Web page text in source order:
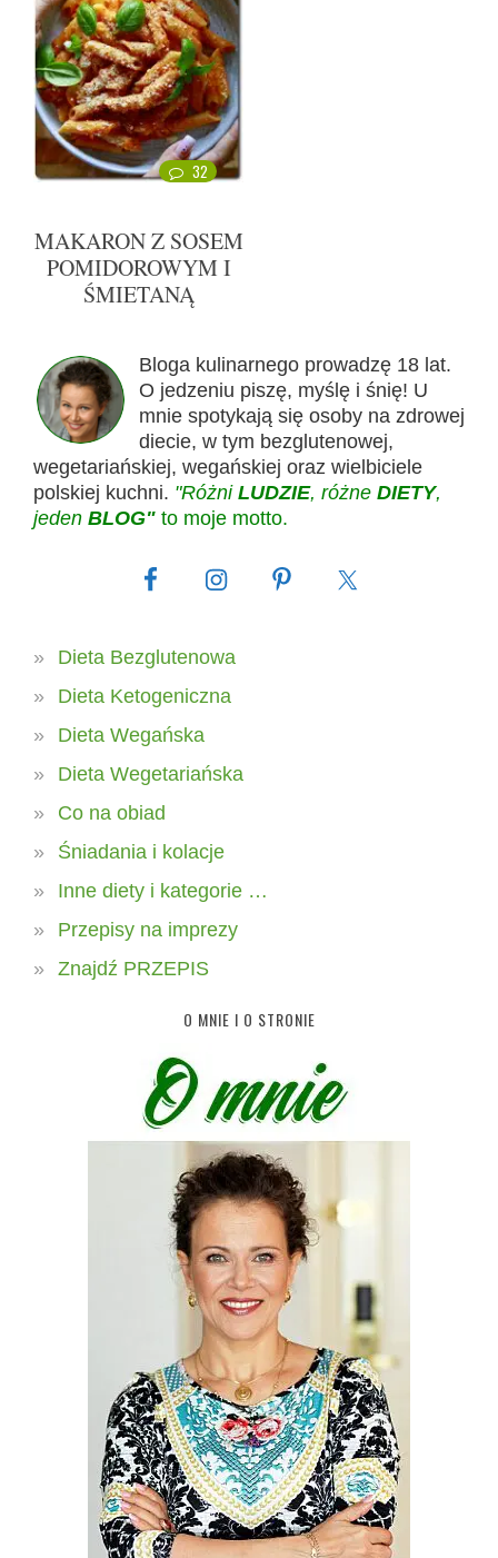
32
MAKARON Z SOSEM
POMIDOROWYM I
ŚMIETANĄ
Bloga kulinarnego prowadzę 18 lat.
O jedzeniu piszę, myślę i śnię! U
mnie spotykają się osoby na zdrowej
diecie, w tym bezglutenowej,
wegetariańskiej, wegańskiej oraz wielbiciele
polskiej kuchni. "Różni LUDZIE, różne DIETY,
jeden BLOG" to moje motto.
Dieta Bezglutenowa
Dieta Ketogeniczna
Dieta Wegańska
Dieta Wegetariańska
Co na obiad
Śniadania i kolacje
Inne diety i kategorie …
Przepisy na imprezy
Znajdź PRZEPIS
O MNIE I O STRONIE